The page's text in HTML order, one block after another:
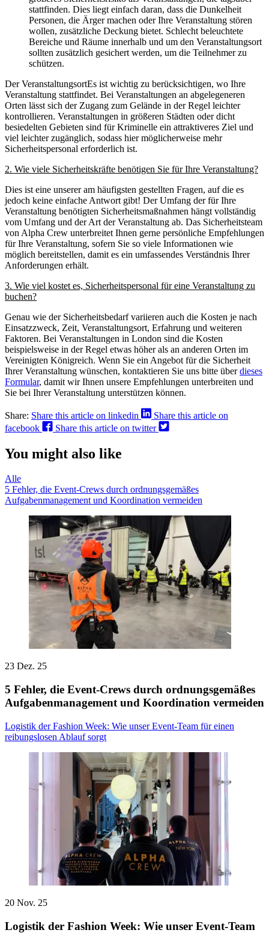
stattfinden. Dies liegt einfach daran, dass die Dunkelheit
Personen, die Ärger machen oder Ihre Veranstaltung stören
wollen, zusätzliche Deckung bietet. Schlecht beleuchtete
Bereiche und Räume innerhalb und um den Veranstaltungsort
sollten zusätzlich gesichert werden, um die Teilnehmer zu
schützen.
Der VeranstaltungsortEs ist wichtig zu berücksichtigen, wo Ihre
Veranstaltung stattfindet. Bei Veranstaltungen an abgelegeneren
Orten lässt sich der Zugang zum Gelände in der Regel leichter
kontrollieren. Veranstaltungen in größeren Städten oder dicht
besiedelten Gebieten sind für Kriminelle ein attraktiveres Ziel und
viel leichter zugänglich, sodass hier möglicherweise mehr
Sicherheitspersonal erforderlich ist.
2. Wie viele Sicherheitskräfte benötigen Sie für Ihre Veranstaltung?
Dies ist eine unserer am häufigsten gestellten Fragen, auf die es
jedoch keine einfache Antwort gibt! Der Umfang der für Ihre
Veranstaltung benötigten Sicherheitsmaßnahmen hängt vollständig
vom Umfang und der Art der Veranstaltung ab. Das Sicherheitsteam
von Alpha Crew unterbreitet Ihnen gerne persönliche Empfehlungen
für Ihre Veranstaltung, sofern Sie so viele Informationen wie
möglich bereitstellen, damit es ein umfassendes Verständnis Ihrer
Anforderungen erhält.
3. Wie viel kostet es, Sicherheitspersonal für eine Veranstaltung zu
buchen?
Genau wie der Sicherheitsbedarf variieren auch die Kosten je nach
Einsatzzweck, Zeit, Veranstaltungsort, Erfahrung und weiteren
Faktoren. Bei Veranstaltungen in London sind die Kosten
beispielsweise in der Regel etwas höher als an anderen Orten im
Vereinigten Königreich. Wenn Sie ein Angebot für die Sicherheit
Ihrer Veranstaltung wünschen, kontaktieren Sie uns bitte überdieses
Formular, damit wir Ihnen unsere Empfehlungen unterbreiten und
Sie bei Ihrer Veranstaltung unterstützen können.
Share: Share this article on linkedin
Share this article on
facebook
Share this article on twitter
You might also like
Alle
5 Fehler, die Event-Crews durch ordnungsgemäßes
Aufgabenmanagement und Koordination vermeiden
23 Dez. 25
5 Fehler, die Event-Crews durch ordnungsgemäßes
Aufgabenmanagement und Koordination vermeiden
Logistik der Fashion Week: Wie unser Event-Team für einen
reibungslosen Ablauf sorgt
20 Nov. 25
Logistik der Fashion Week: Wie unser Event-Team